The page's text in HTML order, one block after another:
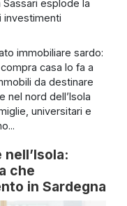
immobiliare sardo:
casa lo fa a
da destinare
nel nord dell’Isola
universitari e
che
in Sardegna